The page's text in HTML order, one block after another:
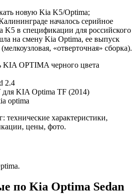
новую Kia K5/Optima;
началось серийное
K5 в спецификации для российского
на смену Kia Optima, ее выпуск
«отверточная» сборка).
KIA OPTIMA черного цвета
2.4
KIA Optima TF (2014)
optima
технические характеристики,
цены, фото.
по Kia Optima Sedan